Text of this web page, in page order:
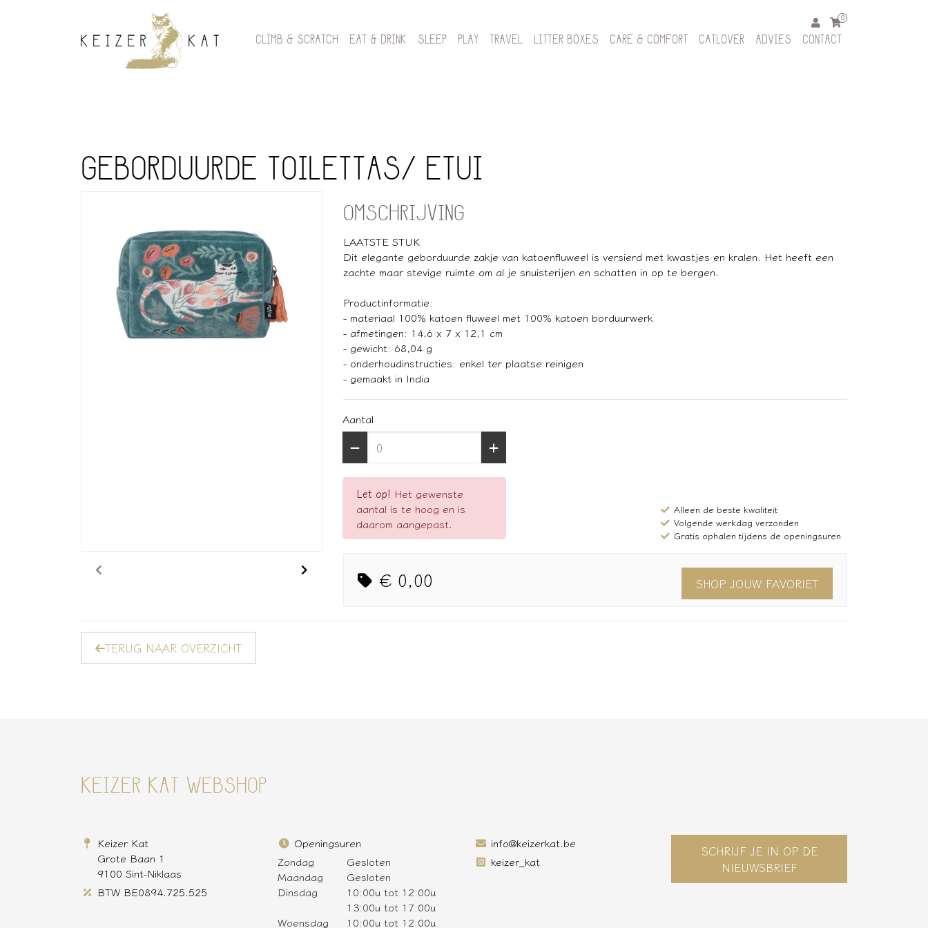
0
CLIMB & SCRATCH EAT & DRINK SLEEP PLAY TRAVEL LITTER BOXES CARE & COMFORT CATLOVER ADVIES CONTACT
GEBORDUURDE TOILETTAS/ ETUI
OMSCHRIJVING
LAATSTE STUK
Dit elegante geborduurde zakje van katoenfluweel is versierd met kwastjes en kralen. Het heeft een
zachte maar stevige ruimte om al je snuisterijen en schatten in op te bergen.
Productinformatie:
- materiaal 100% katoen fluweel met 100% katoen borduurwerk
- afmetingen: 14,6 x 7 x 12,1 cm
- gewicht: 68,04 g
- onderhoudinstructies: enkel ter plaatse reinigen
- gemaakt in India
Aantal
Let op! Het gewenste
aantal is te hoog en is
daarom aangepast.
Alleen de beste kwaliteit
Volgende werkdag verzonden
Gratis ophalen tijdens de openingsuren
€ 0,00 SHOP JOUW FAVORIET
TERUG NAAR OVERZICHT
KEIZER KAT WEBSHOP
Keizer Kat
Grote Baan 1
9100 Sint-Niklaas
BTW BE0894.725.525
Openingsuren
Zondag
Gesloten
Maandag
Gesloten
Dinsdag
10:00u tot 12:00u
13:00u tot 17:00u
Woensdag
10:00u tot 12:00u
info@keizerkat.be
keizer_kat
SCHRIJF JE IN OP DE
NIEUWSBRIEF